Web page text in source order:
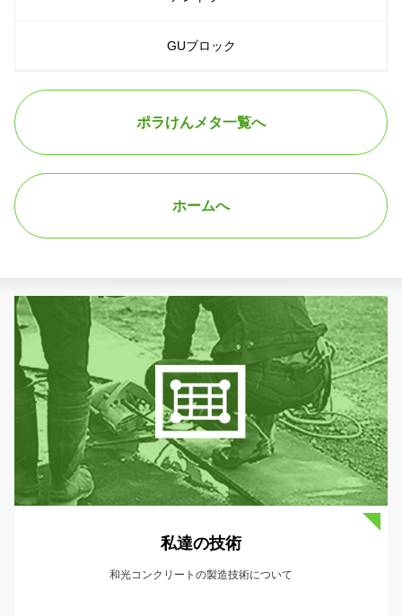
GUブロック
ポラけんメタ一覧へ
ホームへ
私達の技術
和光コンクリートの製造技術について